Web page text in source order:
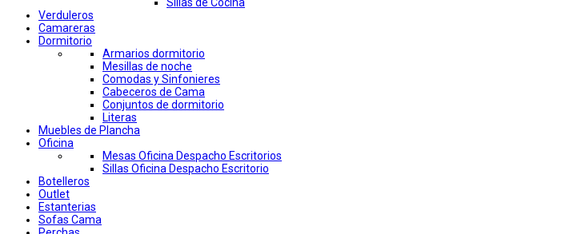
Sillas de Cocina
Verduleros
Camareras
Dormitorio
Armarios dormitorio
Mesillas de noche
Comodas y Sinfonieres
Cabeceros de Cama
Conjuntos de dormitorio
Literas
Muebles de Plancha
Oficina
Mesas Oficina Despacho Escritorios
Sillas Oficina Despacho Escritorio
Botelleros
Outlet
Estanterias
Sofas Cama